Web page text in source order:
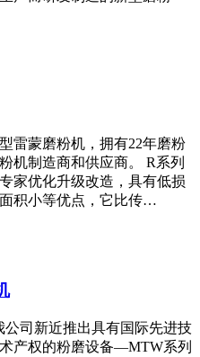
雷蒙磨粉机，拥有22年磨粉
机制造商和供应商。 R系列
家优化升级改造，具有低损
积小等优点，它比传…
司新近推出具有国际先进技
产权的粉磨设备—MTW系列